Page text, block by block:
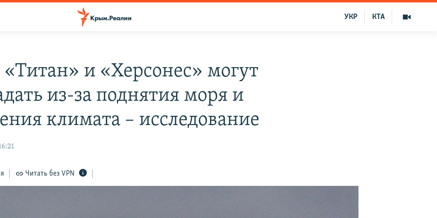
КТА
УКР
«Титан» и «Херсонес» могут
из-за поднятия моря и
климата – исследование
Читать без VPN